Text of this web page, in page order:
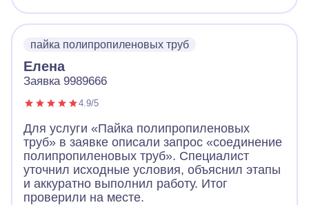
пайка полипропиленовых труб
Елена
Заявка 9989666
4.9/5
Для услуги «Пайка полипропиленовых
труб» в заявке описали запрос «соединение
полипропиленовых труб». Специалист
уточнил исходные условия, объяснил этапы
и аккуратно выполнил работу. Итог
проверили на месте.